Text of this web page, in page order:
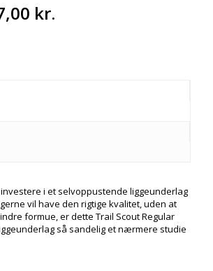
kr..
kr.
i et selvoppustende liggeunderlag
vil have den rigtige kvalitet, uden at
formue, er dette Trail Scout Regular
så sandelig et nærmere studie